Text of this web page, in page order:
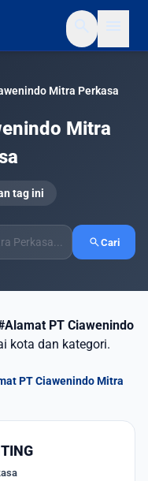
Mitra Perkasa
Mitra
tag ini
searchCari
PT Ciawenindo
kota dan kategori.
PT Ciawenindo Mitra